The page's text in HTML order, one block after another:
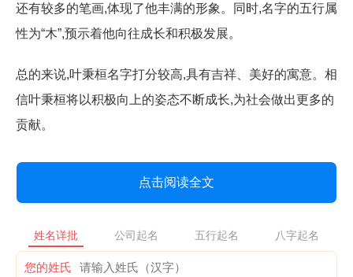
还有较多的笔画,体现了他丰满的形象。同时,名字的五行属
性为“木”,预示着他向往成长和积极发展。
总的来说,叶秉桓名字打分较高,具有吉祥、美好的寓意。相
信叶秉桓将以积极向上的姿态不断成长,为社会做出更多的
贡献。
点击阅读全文
姓名详批 公司起名 五行起名 八字起名
您的姓氏